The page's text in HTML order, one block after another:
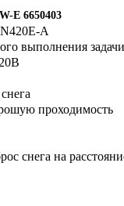
E 6650403
A
выполнения задачи
проходимость
снега на